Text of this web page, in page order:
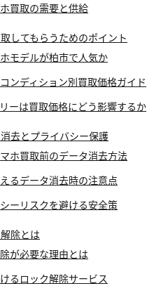
買取の需要と供給
してもらうためのポイント
モデルが柏市で人気か
ンディション別買取価格ガイド
ーは買取価格にどう影響するか
去とプライバシー保護
ホ買取前のデータ消去方法
るデータ消去時の注意点
ーリスクを避ける安全策
除とは
が必要な理由とは
るロック解除サービス